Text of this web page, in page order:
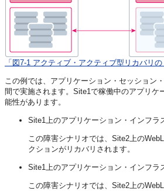
「図7-1 アクティブ・アクティブ型リカバリ
この例では、アプリケーション・セッション
間で実施されます。Site1で稼働中のアプリ
能性があります。
Site1上のアプリケーション・インフラ
この障害シナリオでは、Site2上の
クションがリカバリされます。
Site1上のアプリケーション・インフラ
この障害シナリオでは、Site2上の